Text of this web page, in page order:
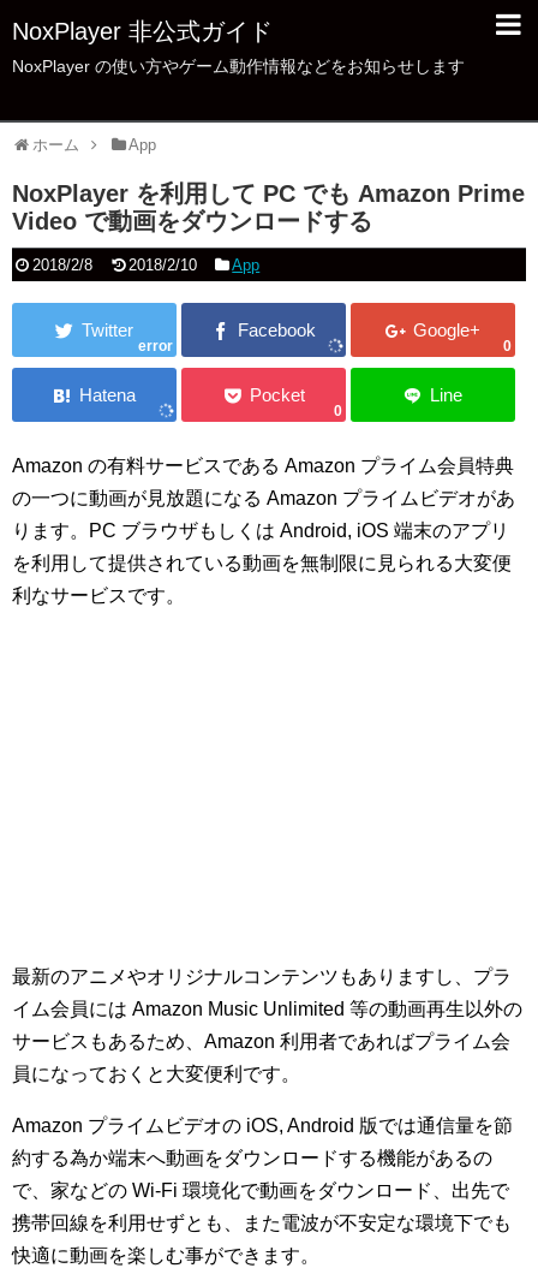
NoxPlayer 非公式ガイド
NoxPlayer の使い方やゲーム動作情報などをお知らせします
ホーム App
NoxPlayer を利用して PC でも Amazon Prime
Video で動画をダウンロードする
2018/2/8 2018/2/10 App
error 0
0
Amazon の有料サービスである Amazon プライム会員特典
の一つに動画が見放題になる Amazon プライムビデオがあ
ります。PC ブラウザもしくは Android, iOS 端末のアプリ
を利用して提供されている動画を無制限に見られる大変便
利なサービスです。
最新のアニメやオリジナルコンテンツもありますし、プラ
イム会員には Amazon Music Unlimited 等の動画再生以外の
サービスもあるため、Amazon 利用者であればプライム会
員になっておくと大変便利です。
Amazon プライムビデオの iOS, Android 版では通信量を節
約する為か端末へ動画をダウンロードする機能があるの
で、家などの Wi-Fi 環境化で動画をダウンロード、出先で
携帯回線を利用せずとも、また電波が不安定な環境下でも
快適に動画を楽しむ事ができます。